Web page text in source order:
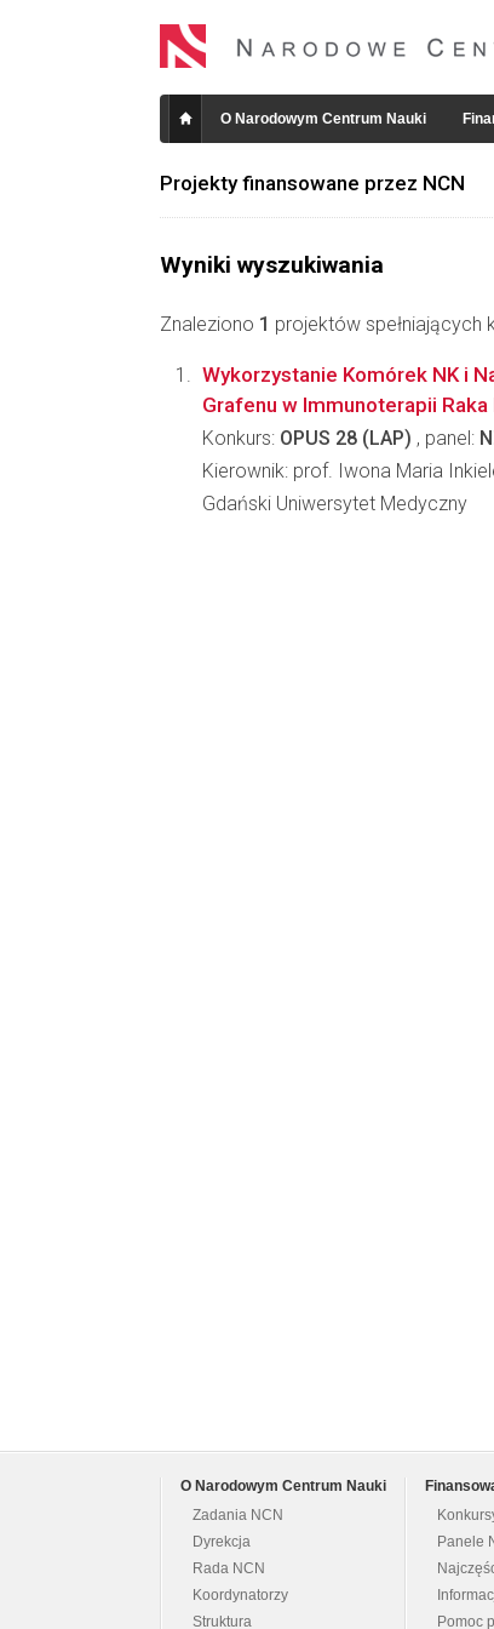
O Narodowym Centrum Nauki
Projekty finansowane przez NCN
Wyniki wyszukiwania
Znaleziono 1 projektów spełniających
Wykorzystanie Komórek NK i
Grafenu w Immunoterapii
Konkurs: OPUS 28 (LAP) , panel:
Kierownik: prof. Iwona Maria
Gdański Uniwersytet Medyczny
O Narodowym Centrum Nauki
Zadania NCN
Dyrekcja
Rada NCN
Koordynatorzy
Struktura
Panele
Pomoc